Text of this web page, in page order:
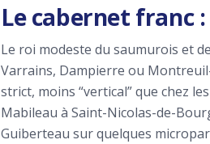
Le cabernet franc
Le roi modeste du saumurois et
Varrains, Dampierre ou
strict, moins “vertical” que chez
Mabileau à Saint-Nicolas-de-
Guiberteau sur quelques